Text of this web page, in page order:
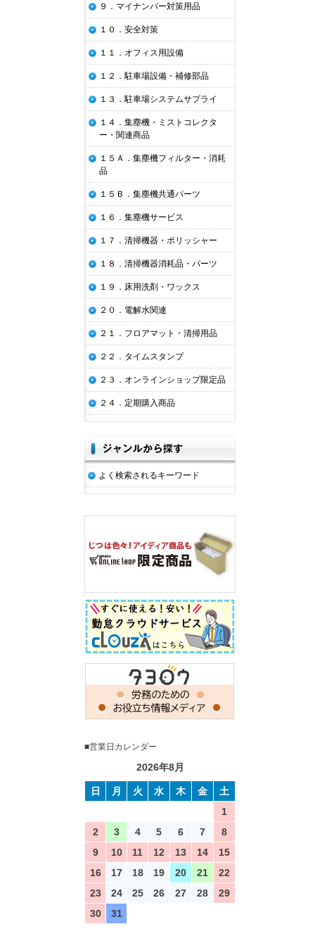
９．マイナンバー対策用品
１０．安全対策
１１．オフィス用設備
１２．駐車場設備・補修部品
１３．駐車場システムサプライ
１４．集塵機・ミストコレクタ
ー・関連商品
１５Ａ．集塵機フィルター・消耗
品
１５Ｂ．集塵機共通パーツ
１６．集塵機サービス
１７．清掃機器・ポリッシャー
１８．清掃機器消耗品・パーツ
１９．床用洗剤・ワックス
２０．電解水関連
２１．フロアマット・清掃用品
２２．タイムスタンプ
２３．オンラインショップ限定品
２４．定期購入商品
よく検索されるキーワード
■営業日カレンダー
2026年8月
日 月 火 水 木 金
土
1
2
3 4 5 6 7
8
9
10 11 12 13 14
15
16
17 18 19 20 21
22
23
24 25 26 27 28
29
30
31